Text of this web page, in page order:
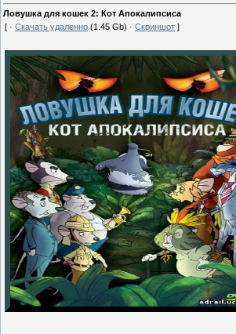
Ловушка для кошек 2: Кот Апокалипсиса
[ · Скачать удаленно (1.45 Gb) · Скриншот ]